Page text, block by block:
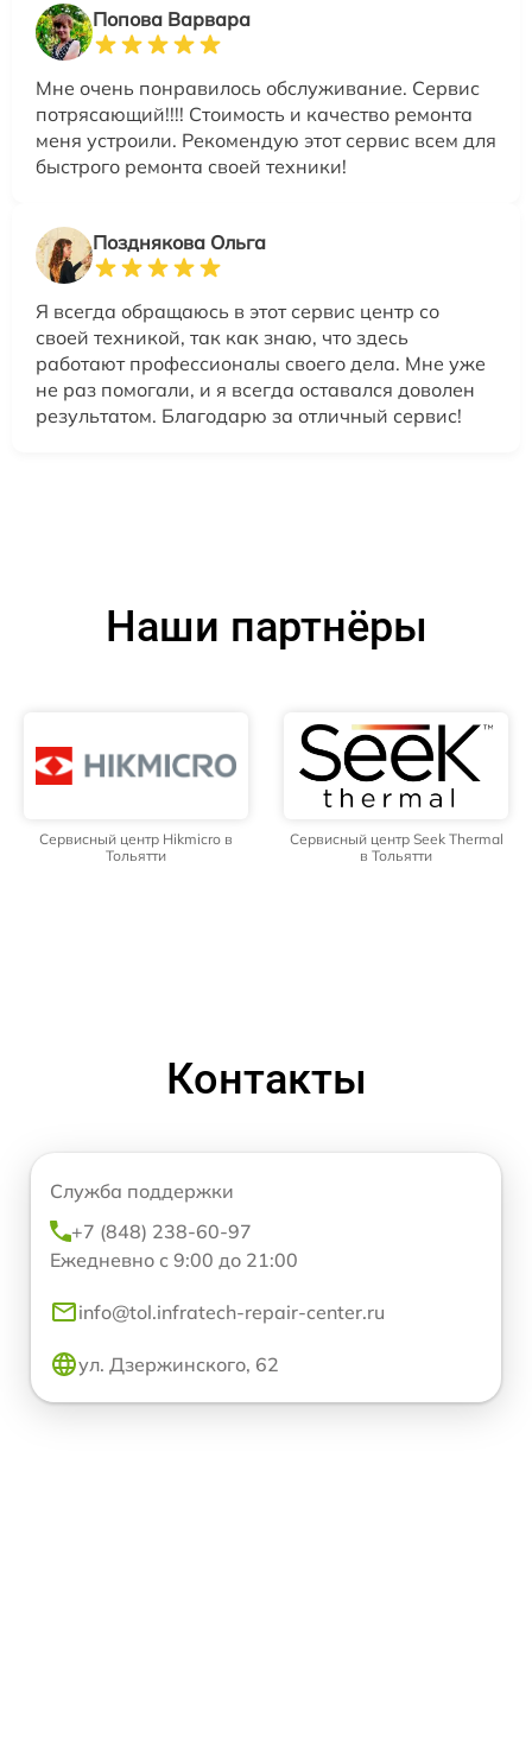
Попова Варвара
Мне очень понравилось обслуживание. Сервис
потрясающий!!!! Стоимость и качество ремонта
меня устроили. Рекомендую этот сервис всем для
быстрого ремонта своей техники!
Позднякова Ольга
Я всегда обращаюсь в этот сервис центр со
своей техникой, так как знаю, что здесь
работают профессионалы своего дела. Мне уже
не раз помогали, и я всегда оставался доволен
результатом. Благодарю за отличный сервис!
Наши партнёры
Сервисный центр Hikmicro в
Тольятти
Сервисный центр Seek Thermal
в Тольятти
Контакты
Служба поддержки
+7 (848) 238-60-97
Ежедневно с 9:00 до 21:00
info@tol.infratech-repair-center.ru
ул. Дзержинского, 62